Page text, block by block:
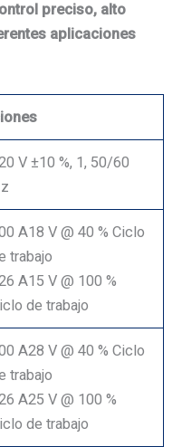
preciso, alto
aplicaciones
V ±10 %, 1, 50/60
A18 V @ 40 % Ciclo
trabajo
A15 V @ 100 %
de trabajo
A28 V @ 40 % Ciclo
trabajo
A25 V @ 100 %
de trabajo